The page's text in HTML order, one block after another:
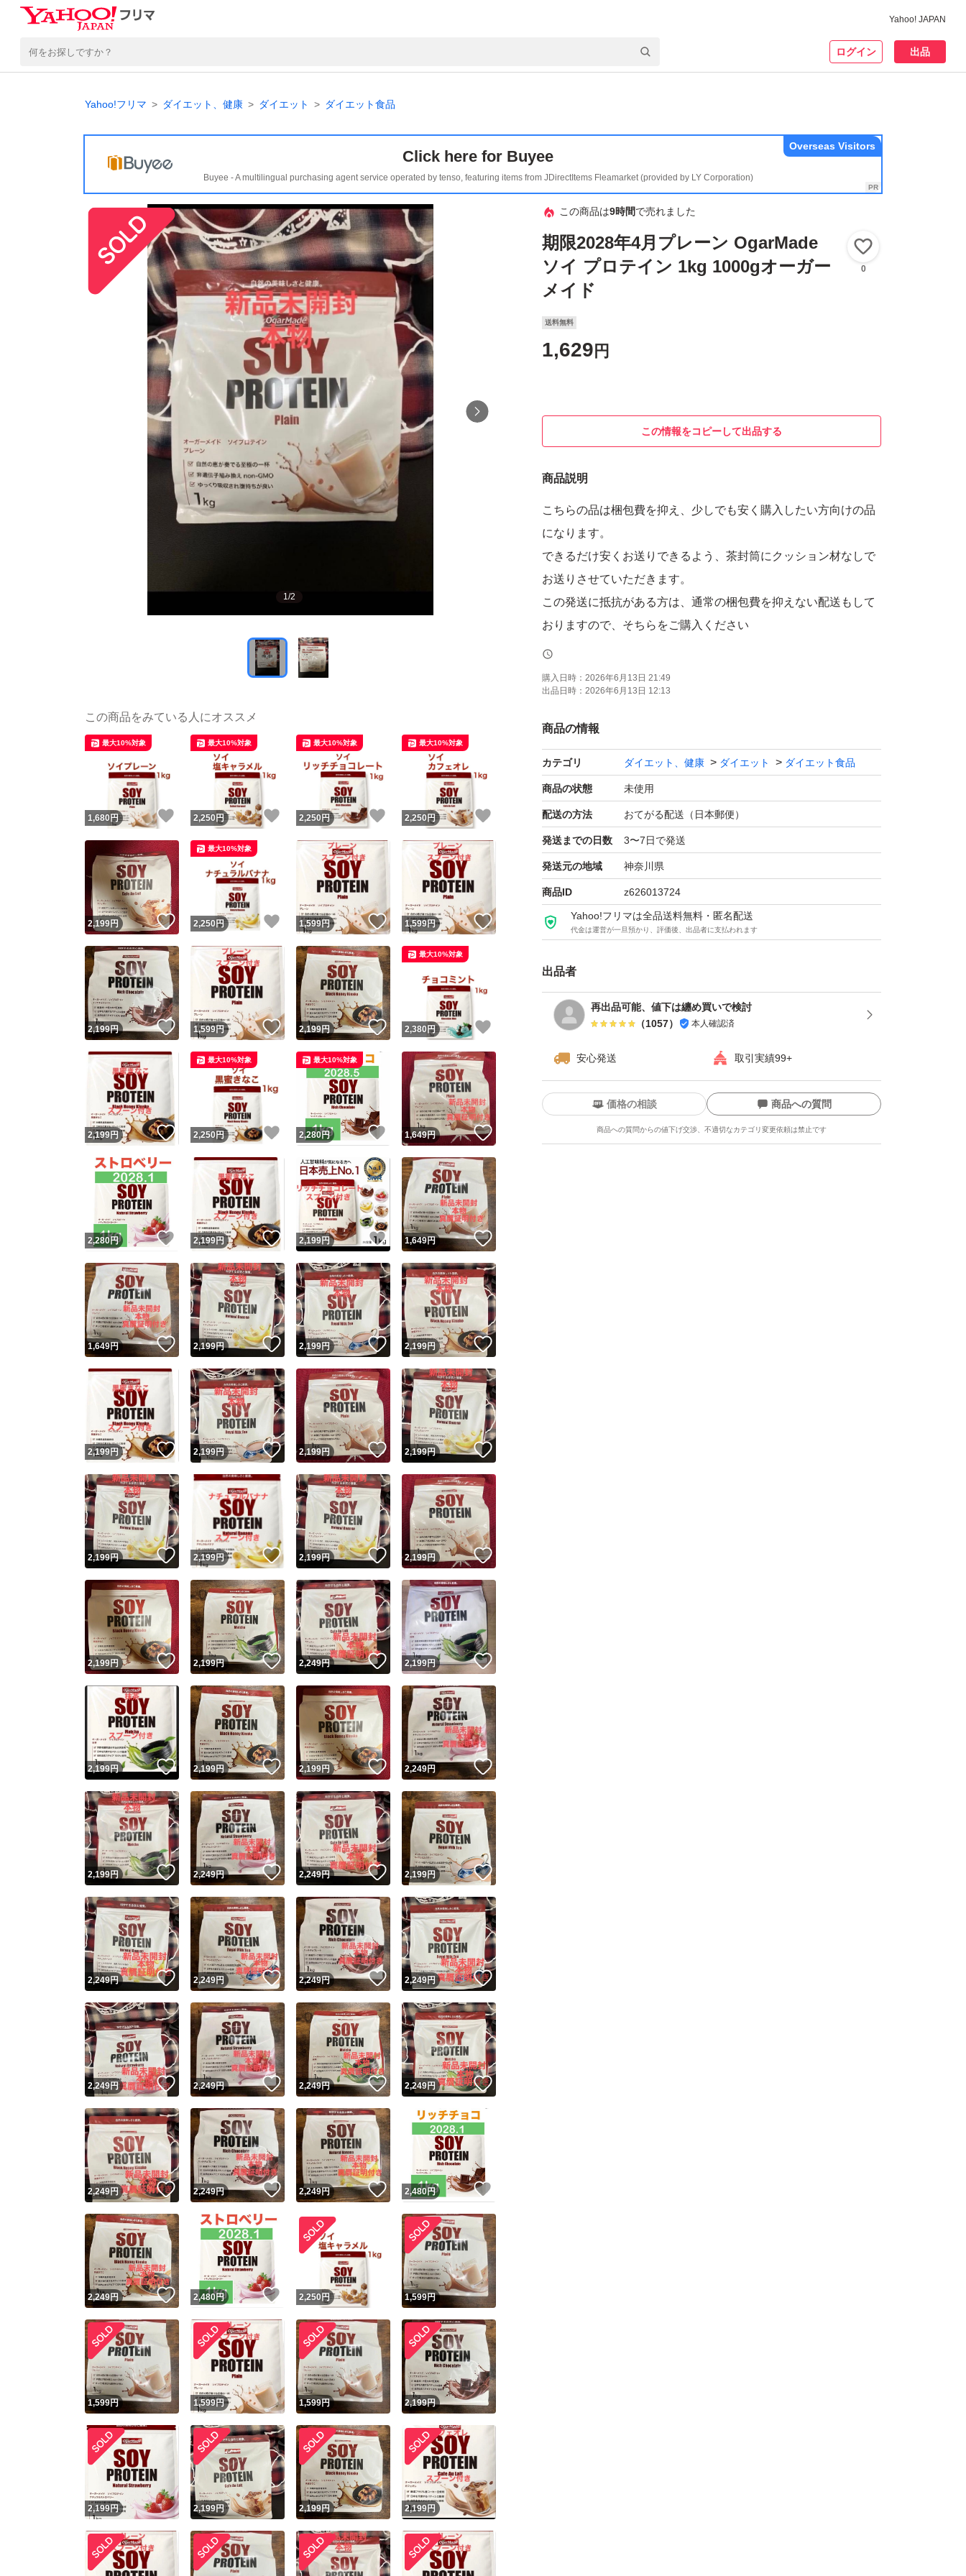
Yahoo! JAPAN
ログイン 出品
Yahoo!フリマ ダイエット、健康 ダイエット ダイエット食品
Click here for Buyee
Buyee - A multilingual purchasing agent service operated by tenso, featuring items from JDirectItems Fleamarket (provided by LY Corporation)
Overseas Visitors
1/2
この商品は9時間で売れました
期限2028年4月プレーン OgarMade
ソイ プロテイン 1kg 1000gオーガー
メイド
0
送料無料
1,629 円
この情報をコピーして出品する
商品説明
こちらの品は梱包費を抑え、少しでも安く購入したい方向けの品
になります。
できるだけ安くお送りできるよう、茶封筒にクッション材なしで
お送りさせていただきます。
この発送に抵抗がある方は、通常の梱包費を抑えない配送もして
おりますので、そちらをご購入ください
購入日時： 2026年6月13日 21:49
出品日時： 2026年6月13日 12:13
商品の情報
カテゴリ ダイエット、健康 ダイエット ダイエット食品
商品の状態 未使用
配送の方法 おてがる配送（日本郵便）
発送までの日数 3〜7日で発送
発送元の地域 神奈川県
商品ID z626013724
Yahoo!フリマは全品送料無料・匿名配送
代金は運営が一旦預かり、評価後、出品者に支払われます
出品者
再出品可能、値下は纏め買いで検討
（1057） 本人確認済
安心発送 取引実績99+
ユーザーの実績について
Yahoo!フリマが定めた一定の基準を満たしたユーザーにバッジを付与しています
安心取引出品者
安心取引出品者 Yahoo!フリマの基準をクリアした安心・安全なユーザーです
取引実績
取引実績◯+ このユーザーはYahoo!フリマの取引を完了させた実績があります
他フリマ実績◯+ このユーザーは他フリマサービスでの取引実績があります
スピード&安心発送
※このバッジは実績に基づく表示であり、発送を保証しているものではありません
スピード＆安心発送
このユーザーは高頻度で24時間以内＆設定した発送日数内に発送してい
ます
スピード発送 このユーザーは高頻度で24時間以内に発送しています
安心発送 このユーザーは設定した発送日数内に発送しています
価格の相談 商品への質問
商品への質問からの値下げ交渉、不適切なカテゴリ変更依頼は禁止です
この商品の情報をコピーします
商品画像の無断転載は禁止されています
コピーは1商品につき1回です
出品ページへ
キャンセル
この商品をみている人にオススメ
1,680 円 いいね！
最大10%対象
2,250 円 いいね！
最大10%対象
2,250 円 いいね！
最大10%対象
2,250 円
最大10%対象
2,199円 いいね！
2,250 円 いいね！
最大10%対象
1,599円 いいね！
1,599円 いいね！
2,199円 いいね！
1,599円 いいね！
2,199円 いいね！
2,380 円
最大10%対象
2,199円 いいね！
2,250円 いいね！
最大10%対象
2,280円 いいね！
最大10%対象
1,649円
2,280円 いいね！
2,199円 いいね！
2,199円 いいね！
1,649円
1,649円 いいね！
2,199円 いいね！
2,199円 いいね！
2,199円
2,199円 いいね！
2,199円 いいね！
2,199円 いいね！
2,199円
2,199円 いいね！
2,199円 いいね！
2,199円 いいね！
2,199円 いいね！
2,199円 いいね！
2,199円 いいね！
2,249円 いいね！
2,199円
2,199円 いいね！
2,199円 いいね！
2,199円 いいね！
2,249円 いいね！
2,199円 いいね！
2,249円 いいね！
2,249円 いいね！
2,199円 いいね！
2,249円 いいね！
2,249円 いいね！
2,249円 いいね！
2,249円
2,249円 いいね！
2,249円 いいね！
2,249円 いいね！
2,249円
2,249円 いいね！
2,249円 いいね！
2,249円 いいね！
2,480円
2,249円 いいね！
2,480円 いいね！
2,250 円 1,599円
1,599円 1,599円 1,599円 2,199円
2,199円 2,199円 2,199円 2,199円